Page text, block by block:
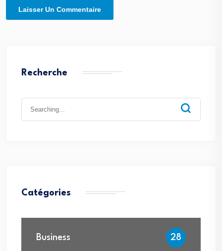
Recherche
Catégories
Business 28